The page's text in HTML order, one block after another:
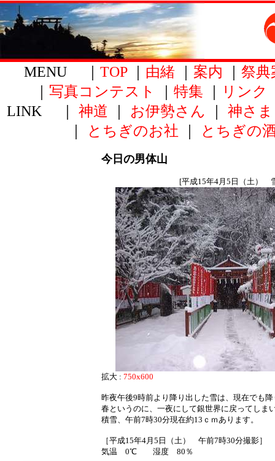
MENU ｜ TOP｜ 由緒 案内
祭典
写真コンテスト 特集 リンク
LINK ｜ 神道 お伊勢さん 神さま
とちぎのお社 とちぎの
今日の男体山
[平成15年4月5日（土）
拡大 : 750x600
昨夜午後9時前より降り出した雪は、現在でも
春というのに、一夜にして銀世界に戻ってしま
積雪、午前7時30分現在約13ｃｍあります。
［平成15年4月5日（土） 午前7時30分撮影］
気温 0℃ 湿度 80％